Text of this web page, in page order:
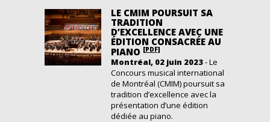
LE CMIM POURSUIT SA
TRADITION
D’EXCELLENCE AVEC UNE
ÉDITION CONSACRÉE AU
PIANO [PDF]
Montréal, 02 juin 2023- Le
Concours musical international
de Montréal (CMIM) poursuit sa
tradition d’excellence avec la
présentation d’une édition
dédiée au piano.